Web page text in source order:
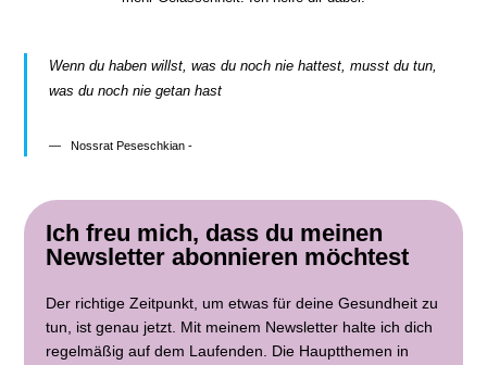
Wenn du haben willst, was du noch nie hattest, musst du tun,
was du noch nie getan hast
Nossrat Peseschkian -
Ich freu mich, dass du meinen
Newsletter abonnieren möchtest
Der richtige Zeitpunkt, um etwas für deine Gesundheit zu
tun, ist genau jetzt. Mit meinem Newsletter halte ich dich
regelmäßig auf dem Laufenden. Die Hauptthemen in